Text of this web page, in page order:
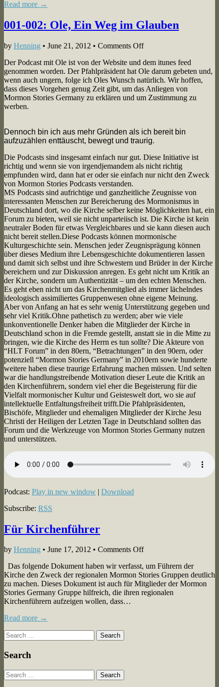
Read more →
001-002: Ole, Ein Weg im Glauben
by Henning • June 21, 2012 • Comments Offon
002:
Ole,
Ein
Weg
im
Der Podcast mit Ole ist von der Website und dem itunes feed
genommen worden. Der Pfahlpräsident hat Ole darum gebeten und,
wenn auch ungern, folge ich Oles Wunsch natürlich. Wir hoffen,
dass dieses Vorgehen genug Zeit gibt, um das Anliegen von
Mormon Stories Germany zu erklären und um Zustimmung zu
werben.
Dennoch bin ich aus mehr Gründen als ich bereit bin
aufzuzählen enttäuscht, bewegt und traurig.
Die Podcasts sind insgesamt einfach nur gut. Diese Initiative ist
richtig und wenn sie von irgendjemandem als nicht richtig
empfunden wird, dann hat er oder sie einfach nur nicht den Zweck
von Mormon Stories Podcasts verstanden.
MS Podcasts sind aufrichtige und ganzheitliche Zeugnisse von
interessanten Menschen zur Bereicherung des Mormonismus in
Deutschland dort, wo die Kirche selber keine Möglichkeiten hat, ein
Forum zu bieten, weil sie nicht unparteiisch ist. Die Kirche ist kein
neutraler Boden für etwas Vergleichbares und sie kann diesen auch
nicht bereit stellen.Diese Podcasts können mormonische
Kulturgeschichte sein. Menschen jeder Zeugnisprägung können
über dieses Medium ihre Lebensgeschichte dokumentieren lassen
und damit sich selbst und ihre Schwestern und Brüder in der Kirche
bereichern und zur Diskussion anregen. Es geht nicht um Kritik an
der Kirche, sondern um Authentizität – um den echten Menschen.
Es geht eben nicht um das Kirchenmitglied als immer lächelndes
ideologisch assimiliertes Gruppenwesen ohne eigene Meinung.
Aber von Anfang an hat es sehr wenig Unterstützung gegeben und
sehr viel Kritik.Ohne pathetisch zu werden; aber wie viele
unkonventionelle Denker haben die Mitglieder der Kirche in
Deutschland schon in die Fremde gestellt, anstatt sie in die Mitte zu
bringen, wie die Kirche des Herrn es tun sollte? Die Akteure von
“HLT Forum” in den 80ern, “Betrachtungen” in den 90ern, oder
potenziell “Mormon Stories Germany” in 2010ern sowie hunderte
weitere haben diese traurige Erfahrung machen müssen. Und selten
war die handlungstreibende Motivation dieser Leute die Kritik an
den Kirchenführern, sondern viel eher die Begeisterung für die
Vielfalt mormonischer Kultur und Geisteswelt dort, wo sie auf
intellektuelle Entfaltungsfreiheit trifft.Die Pfahlpräsidenten,
Bischöfe, Mitglieder und ehemaligen Mitglieder der Kirche Jesu
Christi der Heiligen der Letzten Tage in Deutschland sollten das
Forum und die Werkzeuge von Mormon Stories Germany nutzen
und unterstützen.
Podcast: Play in new window | Download
Subscribe: RSS
Für Kirchenführer
by Henning • June 17, 2012 • Comments Offon
Kirchenführer
Das folgende Dokument haben wir verfasst, um Führern der
Kirche den Zweck der regionalen Mormon Stories Gruppen deutlich
zu machen. Dieses Dokument ist auch für Mitglieder der Mormon
Stories Germany Gruppe hilfreich, die ihren regionalen
Kirchenführern aufzeigen wollen, dass…
Read more →
Search
for:
Search
Search
for: